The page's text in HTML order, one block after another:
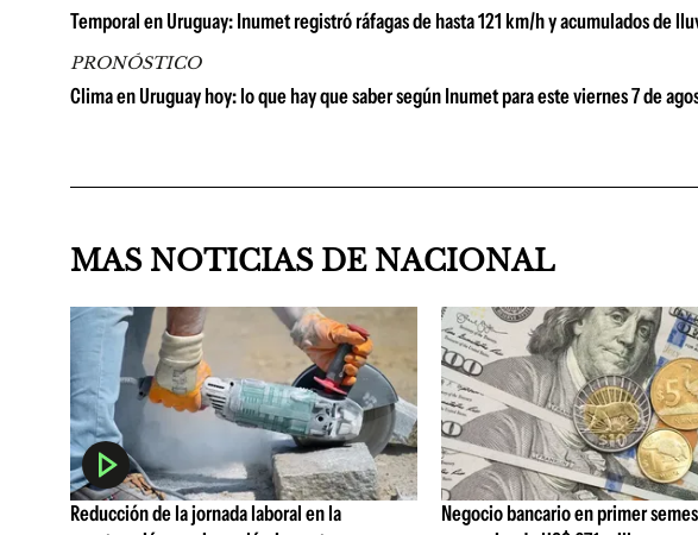
Temporal en Uruguay: Inumet registró ráfagas de hasta 121 km/h y acumulados de
PRONÓSTICO
Clima en Uruguay hoy: lo que hay que saber según Inumet para este viernes 7 de
MAS NOTICIAS DE NACIONAL
Reducción de la jornada laboral en la
Negocio bancario en primer